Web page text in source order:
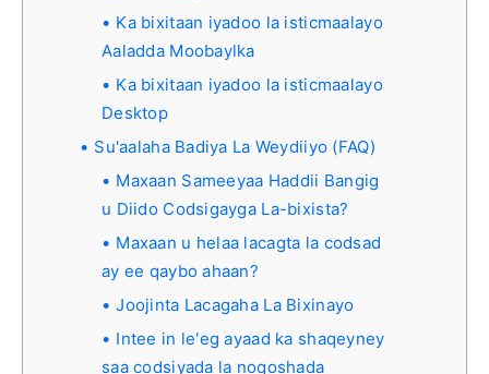
Ka bixitaan iyadoo la isticmaalayo
Aaladda Moobaylka
Ka bixitaan iyadoo la isticmaalayo
Desktop
Su'aalaha Badiya La Weydiiyo (FAQ)
Maxaan Sameeyaa Haddii Bangig
u Diido Codsigayga La-bixista?
Maxaan u helaa lacagta la codsad
ay ee qaybo ahaan?
Joojinta Lacagaha La Bixinayo
Intee in le'eg ayaad ka shaqeyney
saa codsiyada la noqoshada